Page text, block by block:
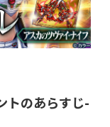
トのあらすじ-